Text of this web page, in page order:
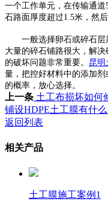
一个工作单元，在传输通
石路面厚度超过1.5米，然
一般选择卵石或碎石层
大量的碎石铺路很大，解
的破坏问题非常重要。 昆明
量，把控好材料中的添加
的概率，放心选择。
上一条 土工布损坏如何
铺设HDPE土工膜有什
返回列表
相关产品
土工膜施工案例1